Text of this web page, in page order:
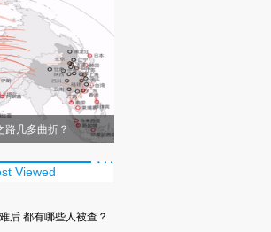
几多曲折？
Viewed
后 都有哪些人被查？